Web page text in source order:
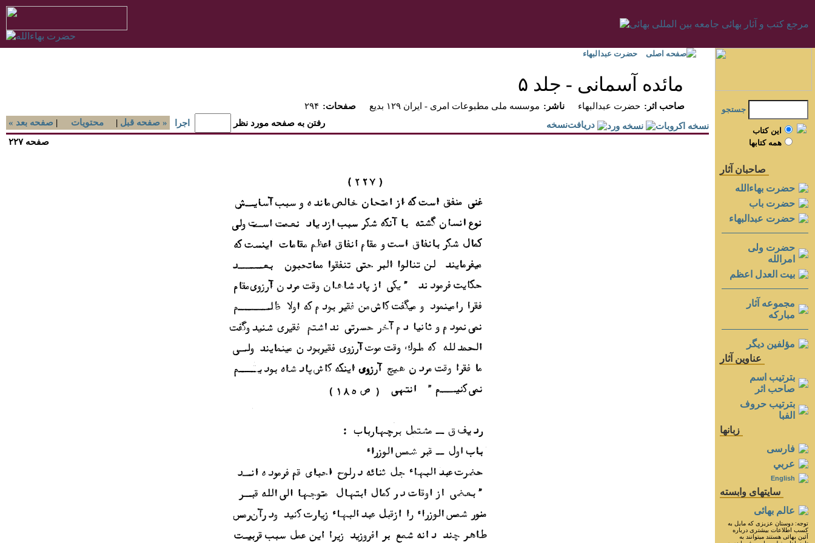
صفحه اصلی حضرت عبدالبهاء
مائده آسمانى - جلد ۵
۲۹۴ :صفحات موسسه ملی مطبوعات امری - ايران ۱۲۹ بديع :ناشر حضرت عبدالبهاء
:صاحب اثر
« صفحه بعد | محتويات | صفحه قبل » رفتن به صفحه مورد نظر اجرا
جستجو
اين کتاب
همه کتابها
صاحبان آثار
حضرت بهاءالله
حضرت باب
حضرت عبدالبهاء
حضرت ولی
امرالله
بيت العدل اعظم
مجموعه آثار
مباركه
مؤلفين ديگر
عناوين آثار
بترتيب اسم
صاحب اثر
بترتيب حروف
الفبا
زبانها
فارسی
عربي
English
سايتهای وابسته
عالم بهائی
توجه: دوستان عزيزى كه مايل به
كسب اطلاعات بيشترى درباره
آئين بهائى هستند ميتوانند به